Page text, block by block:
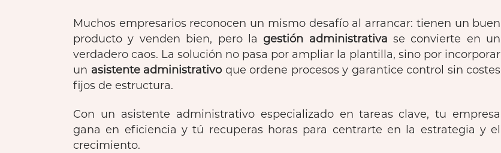
Muchos empresarios reconocen un mismo desafío al arrancar: tienen un buen
producto y venden bien, pero lagestión administrativa se convierte en un
verdadero caos. La solución no pasa por ampliar la plantilla, sino por incorporar
un asistente administrativoque ordene procesos y garantice control sin costes
fijos de estructura.
Con un asistente administrativo especializado en tareas clave, tu empresa
gana en eficiencia y tú recuperas horas para centrarte en la estrategia y el
crecimiento.